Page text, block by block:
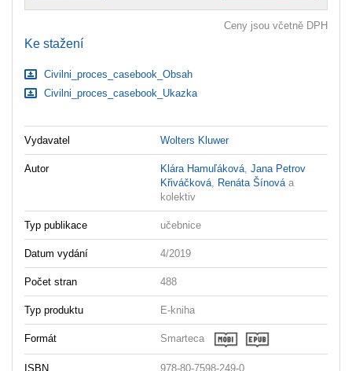
Ceny jsou včetně DPH
Ke stažení
Civilni_proces_casebook_Obsah
Civilni_proces_casebook_Ukazka
Vydavatel Wolters Kluwer
Autor Klára Hamuľáková ,Jana Petrov
Křiváčková
Renáta Šínová a
kolektiv
Typ publikace učebnice
Datum vydání 4/2019
Počet stran 488
Typ produktu E-kniha
Formát Smarteca
ISBN 978-80-7598-249-0